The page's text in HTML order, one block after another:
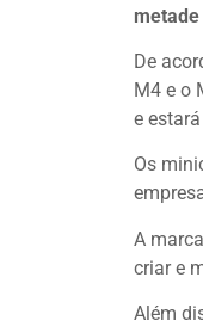
De
M4 e o
e
Os
A
criar e
Além